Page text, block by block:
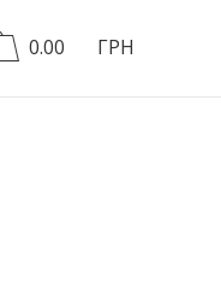
0.00 ГРН